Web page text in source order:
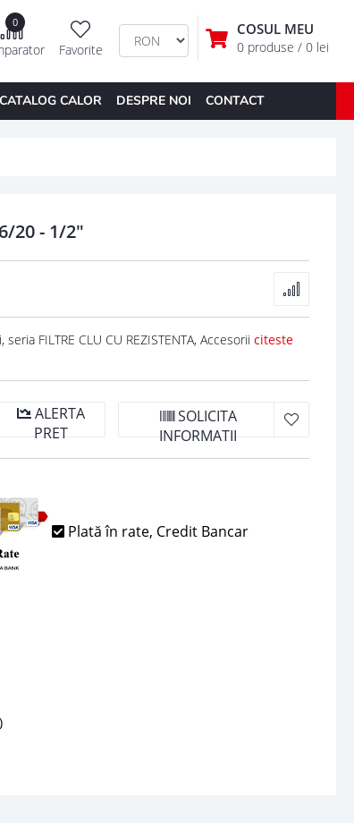
COSUL MEU
0 produse / 0 lei
Favorite
0
CATALOG CALOR DESPRE NOI CONTACT
20 - 1/2"
FILTRE CLU CU REZISTENTA, Accesorii citeste
ALERTA
PRET
SOLICITA
INFORMATII
Plată în rate, Credit Bancar